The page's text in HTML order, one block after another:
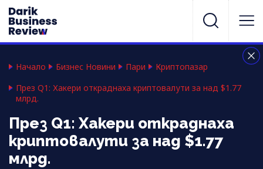
Начало Бизнес Новини Пари
Криптопазар
През Q1: Хакери откраднаха криптовалути за над $1.77
млрд.
През Q1: Хакери откраднаха
криптовалути за над $1.77
млрд.